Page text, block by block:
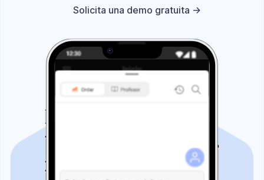
Solicita una demo gratuita ->